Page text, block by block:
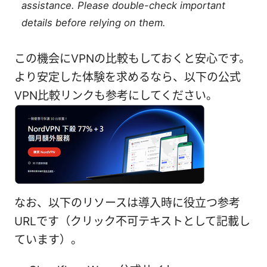
assistance. Please double-check important
details before relying on them.
この機会にVPNの比較もしておくと安心です。
より安定した体験を求めるなら、以下の公式
VPN比較リンクも参考にしてください。
なお、以下のリソースは導入時に役立つ参考
URLです（クリック不可テキストとして記載し
ています）。